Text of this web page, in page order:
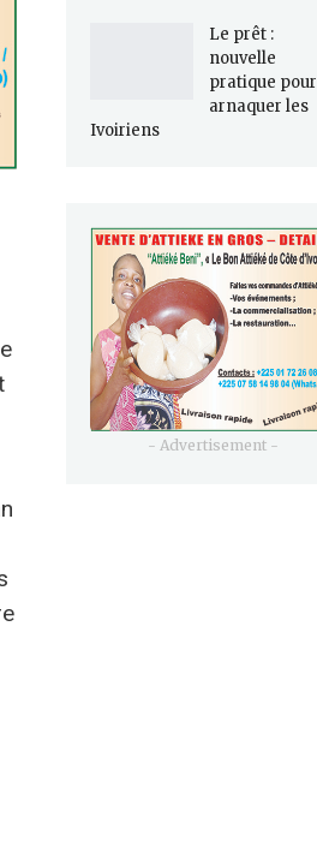
Le prêt :
nouvelle
pratique pour
arnaquer les
Ivoiriens
- Advertisement -